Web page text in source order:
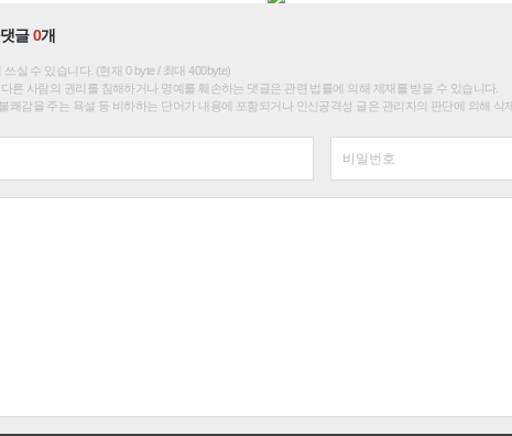
글0개
쓰실 수 있습니다. (현재 0 byte / 최대 400byte)
른 사람의 권리를 침해하거나 명예를 훼손하는 댓글은 관련 법률에 의해 제재를 받을 수 있습니다.
쾌감을 주는 욕설 등 비하하는 단어가 내용에 포함되거나 인신공격성 글은 관리자의 판단에 의해 삭